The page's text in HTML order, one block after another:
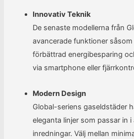
Innovativ Teknik
De senaste modellerna från
avancerade funktioner
förbättrad energibesparing
via smartphone eller
Modern Design
Global-seriens gaseldstäder
eleganta linjer som passar in i
inredningar. Välj mellan